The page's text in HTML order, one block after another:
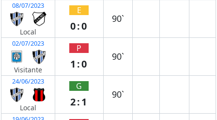
08/07/2023
Local
E
0:0
90`
02/07/2023
Visitante
P
1:0
90`
24/06/2023
Local
G
2:1
90`